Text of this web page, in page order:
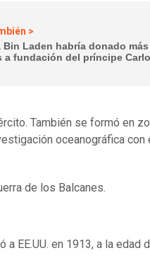
>
Bin Laden habría donado
a fundación del príncipe
También se formó en
oceanográfica
de los Balcanes.
a EE.UU. en 1913, a la edad